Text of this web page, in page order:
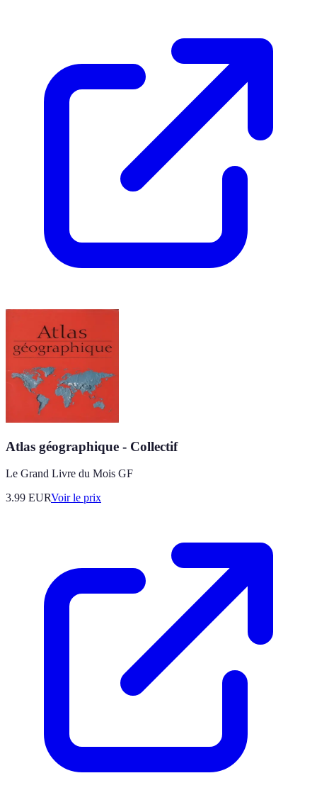
Atlas géographique - Collectif
Le Grand Livre du Mois GF
3.99 EURVoir le prix